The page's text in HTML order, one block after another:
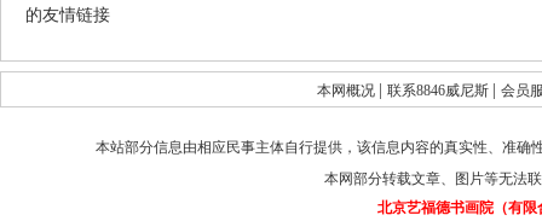
的友情链接
本网概况 联系8846威尼斯 会员
本站部分信息由相应民事主体自行提供，该信息内容的真实性、准确
本网部分转载文章、图片等无法
北京艺福德书画院（有